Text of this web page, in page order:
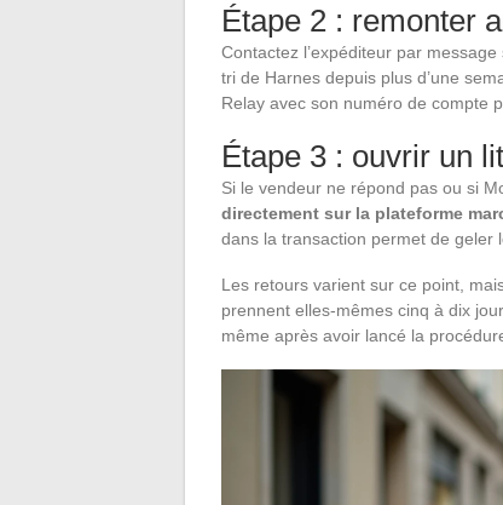
Étape 2 : remonter
Contactez l’expéditeur par
tri de Harnes depuis plus d’une
Relay avec son numéro de compte
Étape 3 : ouvrir un
Si le vendeur ne répond pas ou si
directement sur la plateforme
dans la transaction permet de geler
Les retours varient sur ce point,
prennent elles-mêmes cinq à dix
même après avoir lancé la